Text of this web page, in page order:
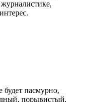
пасмурно,
порывистый.